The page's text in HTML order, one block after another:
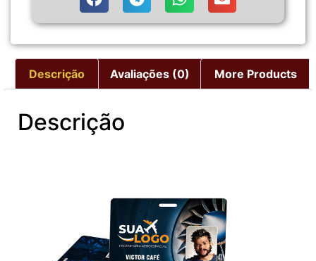
Descrição Avaliações (0) More Products
Descrição